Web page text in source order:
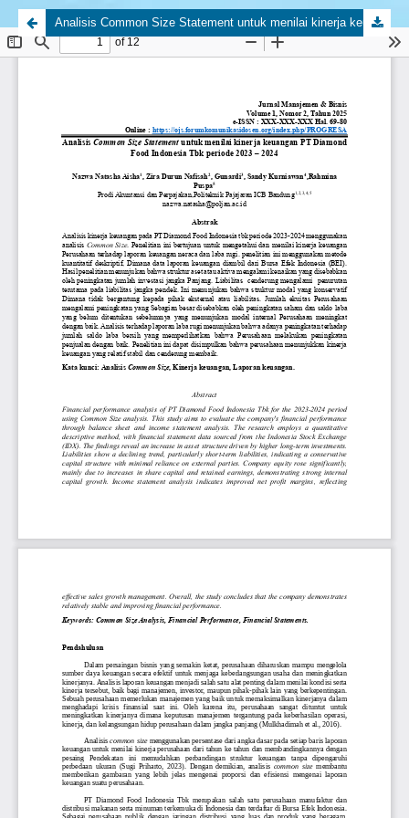
Analisis Common Size Statement untuk menilai kinerja keuangan PT Diamond Food Indonesia Tbk periode 2023 - 2024